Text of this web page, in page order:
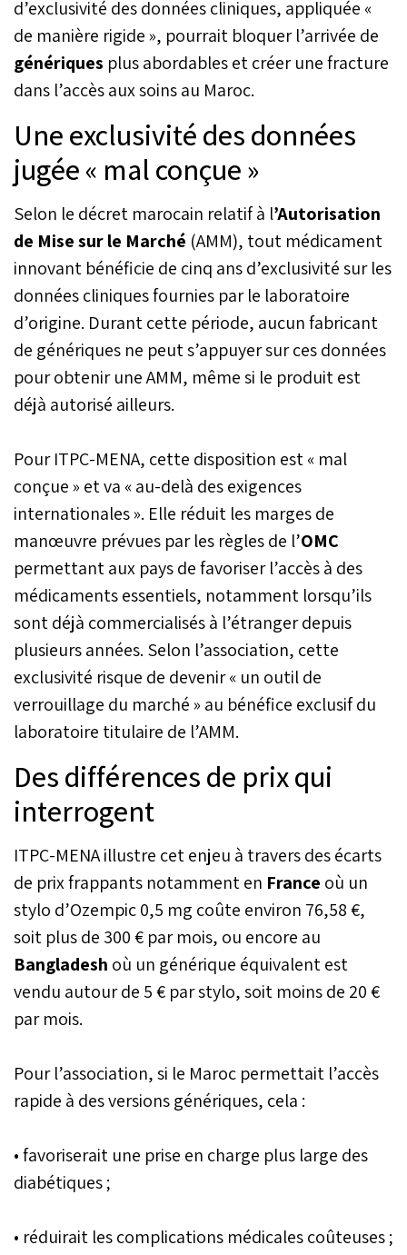
d’exclusivité des données cliniques, appliquée «
de manière rigide », pourrait bloquer l’arrivée de
génériques plus abordables et créer une fracture
dans l’accès aux soins au Maroc.
Une exclusivité des données
jugée « mal conçue »
Selon le décret marocain relatif à l’Autorisation
de Mise sur le Marché (AMM), tout médicament
innovant bénéficie de cinq ans d’exclusivité sur les
données cliniques fournies par le laboratoire
d’origine. Durant cette période, aucun fabricant
de génériques ne peut s’appuyer sur ces données
pour obtenir une AMM, même si le produit est
déjà autorisé ailleurs.
Pour ITPC-MENA, cette disposition est « mal
conçue » et va « au-delà des exigences
internationales ». Elle réduit les marges de
manœuvre prévues par les règles de l’OMC
permettant aux pays de favoriser l’accès à des
médicaments essentiels, notamment lorsqu’ils
sont déjà commercialisés à l’étranger depuis
plusieurs années. Selon l’association, cette
exclusivité risque de devenir « un outil de
verrouillage du marché » au bénéfice exclusif du
laboratoire titulaire de l’AMM.
Des différences de prix qui
interrogent
ITPC-MENA illustre cet enjeu à travers des écarts
de prix frappants notamment en France où un
stylo d’Ozempic 0,5 mg coûte environ 76,58 €,
soit plus de 300 € par mois, ou encore au
Bangladesh où un générique équivalent est
vendu autour de 5 € par stylo, soit moins de 20 €
par mois.
Pour l’association, si le Maroc permettait l’accès
rapide à des versions génériques, cela :
• favoriserait une prise en charge plus large des
diabétiques ;
• réduirait les complications médicales coûteuses ;